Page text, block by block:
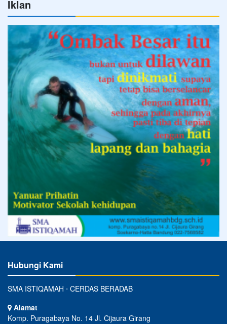
Iklan
Hubungi Kami
SMA ISTIQAMAH ⋅ CERDAS BERADAB
Alamat
Komp. Puragabaya No. 14 Jl. Cijaura Girang